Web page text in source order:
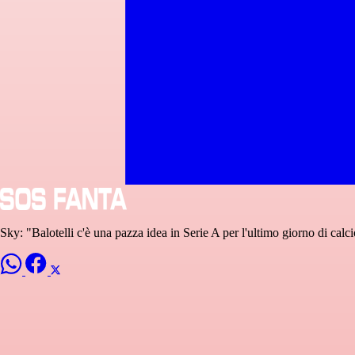
Sky: "Balotelli c'è una pazza idea in Serie A per l'ultimo giorno di